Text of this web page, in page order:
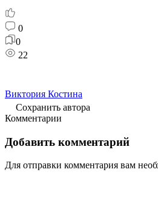
0
0
22
Виктория Костина
Сохранить автора
Комментарии
Добавить комментарий
Для отправки комментария вам